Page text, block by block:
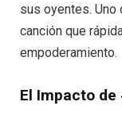
sus oyentes. Uno
canción que
empoderamiento.
El Impacto de